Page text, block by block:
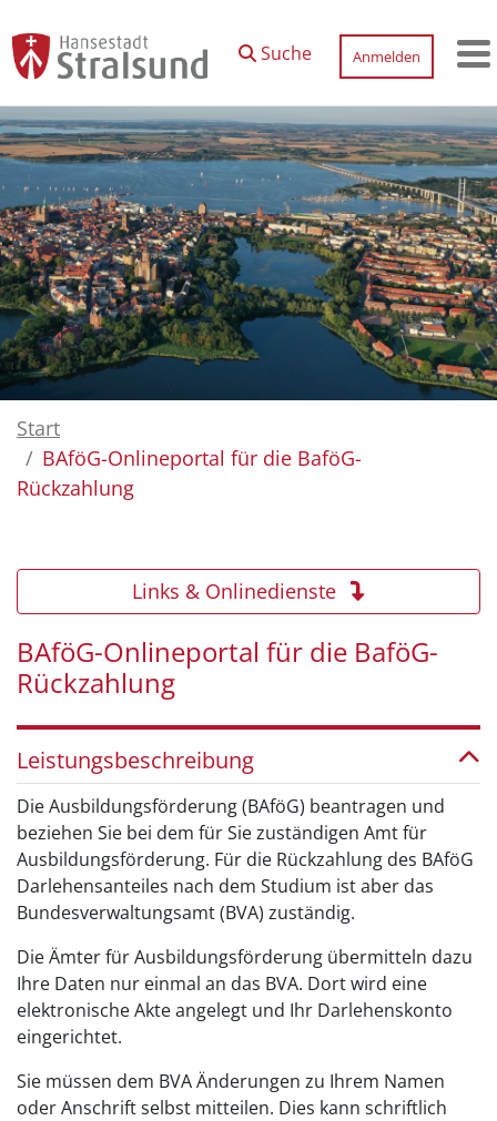
Suche
Anmelden
Start
BAföG-Onlineportal für die BaföG-
Rückzahlung
Links & Onlinedienste
BAföG-Onlineportal für die BaföG-
Rückzahlung
Leistungsbeschreibung
Die Ausbildungsförderung (BAföG) beantragen und
beziehen Sie bei dem für Sie zuständigen Amt für
Ausbildungsförderung. Für die Rückzahlung des BAföG
Darlehensanteiles nach dem Studium ist aber das
Bundesverwaltungsamt (BVA) zuständig.
Die Ämter für Ausbildungsförderung übermitteln dazu
Ihre Daten nur einmal an das BVA. Dort wird eine
elektronische Akte angelegt und Ihr Darlehenskonto
eingerichtet.
Sie müssen dem BVA Änderungen zu Ihrem Namen
oder Anschrift selbst mitteilen. Dies kann schriftlich